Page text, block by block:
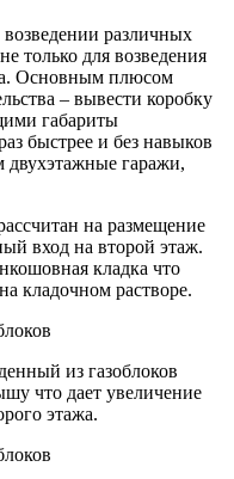
различных
только для возведения
Основным плюсом
– вывести коробку
габариты
быстрее и без навыков
двухэтажные гаражи,
на размещение
вход на второй этаж.
кладка что
кладочном растворе.
из газоблоков
что дает увеличение
этажа.